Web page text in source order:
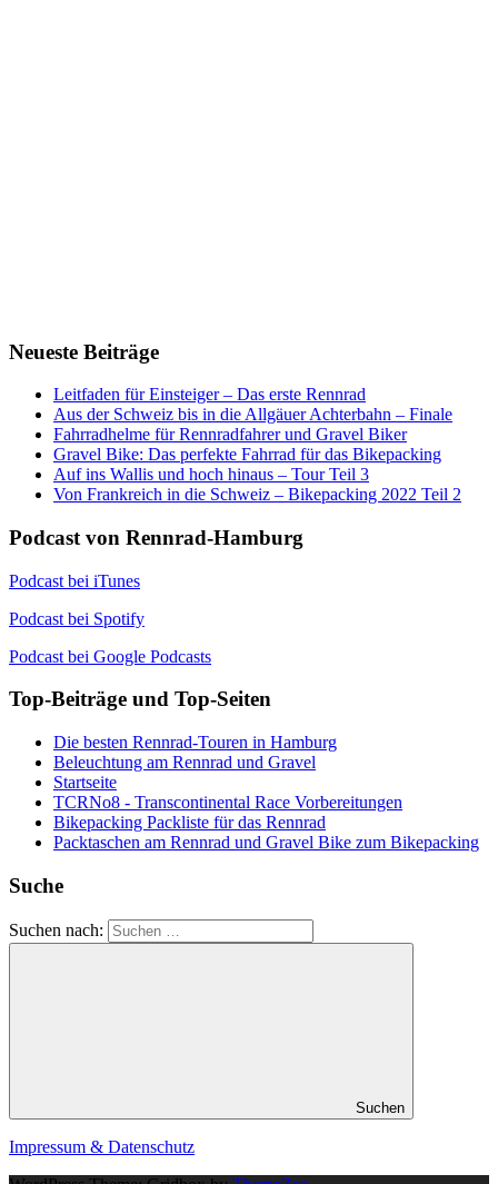
Neueste Beiträge
Leitfaden für Einsteiger – Das erste Rennrad
Aus der Schweiz bis in die Allgäuer Achterbahn – Finale
Fahrradhelme für Rennradfahrer und Gravel Biker
Gravel Bike: Das perfekte Fahrrad für das Bikepacking
Auf ins Wallis und hoch hinaus – Tour Teil 3
Von Frankreich in die Schweiz – Bikepacking 2022 Teil 2
Podcast von Rennrad-Hamburg
Podcast bei iTunes
Podcast bei Spotify
Podcast bei Google Podcasts
Top-Beiträge und Top-Seiten
Die besten Rennrad-Touren in Hamburg
Beleuchtung am Rennrad und Gravel
Startseite
TCRNo8 - Transcontinental Race Vorbereitungen
Bikepacking Packliste für das Rennrad
Packtaschen am Rennrad und Gravel Bike zum Bikepacking
Suche
Suchen nach:
Suchen
Impressum & Datenschutz